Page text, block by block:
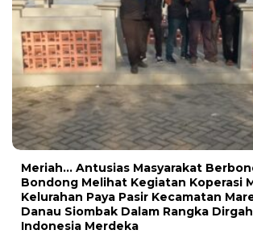
Meriah… Antusias Masyarakat
Bondong Melihat Kegiatan Koperasi
Kelurahan Paya Pasir Kecamatan
Danau Siombak Dalam Rangka
Indonesia Merdeka